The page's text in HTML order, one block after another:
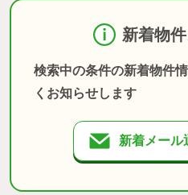
新着物
検索中の条件の新着物件
くお知らせします
新着メール